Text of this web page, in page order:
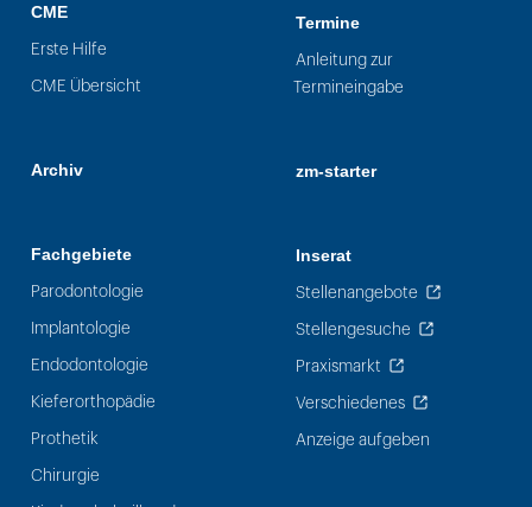
CME
Erste Hilfe
CME Übersicht
Archiv
Fachgebiete
Parodontologie
Implantologie
Endodontologie
Kieferorthopädie
Prothetik
Chirurgie
Termine
Anleitung zur
Termineingabe
zm-starter
Inserat
Stellenangebote
Stellengesuche
Praxismarkt
Verschiedenes
Anzeige aufgeben